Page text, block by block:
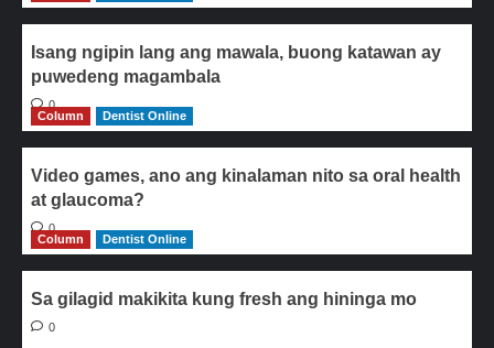
Isang ngipin lang ang mawala, buong katawan ay
puwedeng magambala
0
Column
Dentist Online
Video games, ano ang kinalaman nito sa oral health
at glaucoma?
0
Column
Dentist Online
Sa gilagid makikita kung fresh ang hininga mo
0